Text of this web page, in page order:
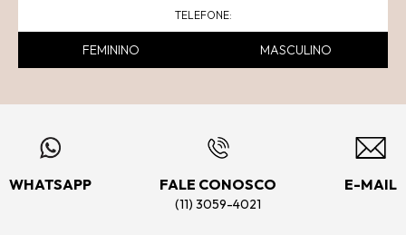
FEMININO MASCULINO
WHATSAPP FALE CONOSCO
(11) 3059-4021
E-MAIL